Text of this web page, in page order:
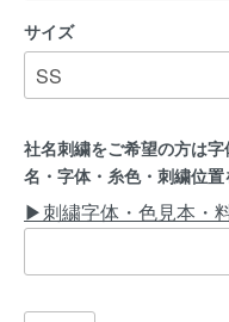
サイズ
社名刺繍をご希望の方は
名・字体・糸色・刺繍位置
▶刺繍字体・色見本・